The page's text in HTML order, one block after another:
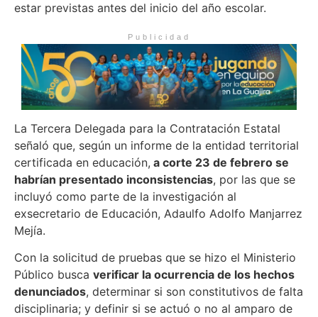
estar previstas antes del inicio del año escolar.
Publicidad
La Tercera Delegada para la Contratación Estatal
señaló que, según un informe de la entidad territorial
certificada en educación, a corte 23 de febrero se
habrían presentado inconsistencias, por las que se
incluyó como parte de la investigación al
exsecretario de Educación, Adaulfo Adolfo Manjarrez
Mejía.
Con la solicitud de pruebas que se hizo el Ministerio
Público busca verificar la ocurrencia de los hechos
denunciados, determinar si son constitutivos de falta
disciplinaria; y definir si se actuó o no al amparo de